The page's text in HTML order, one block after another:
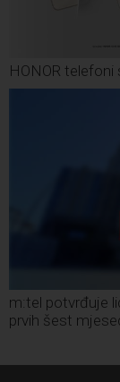
HONOR
m:tel potvrđuje
prvih šest